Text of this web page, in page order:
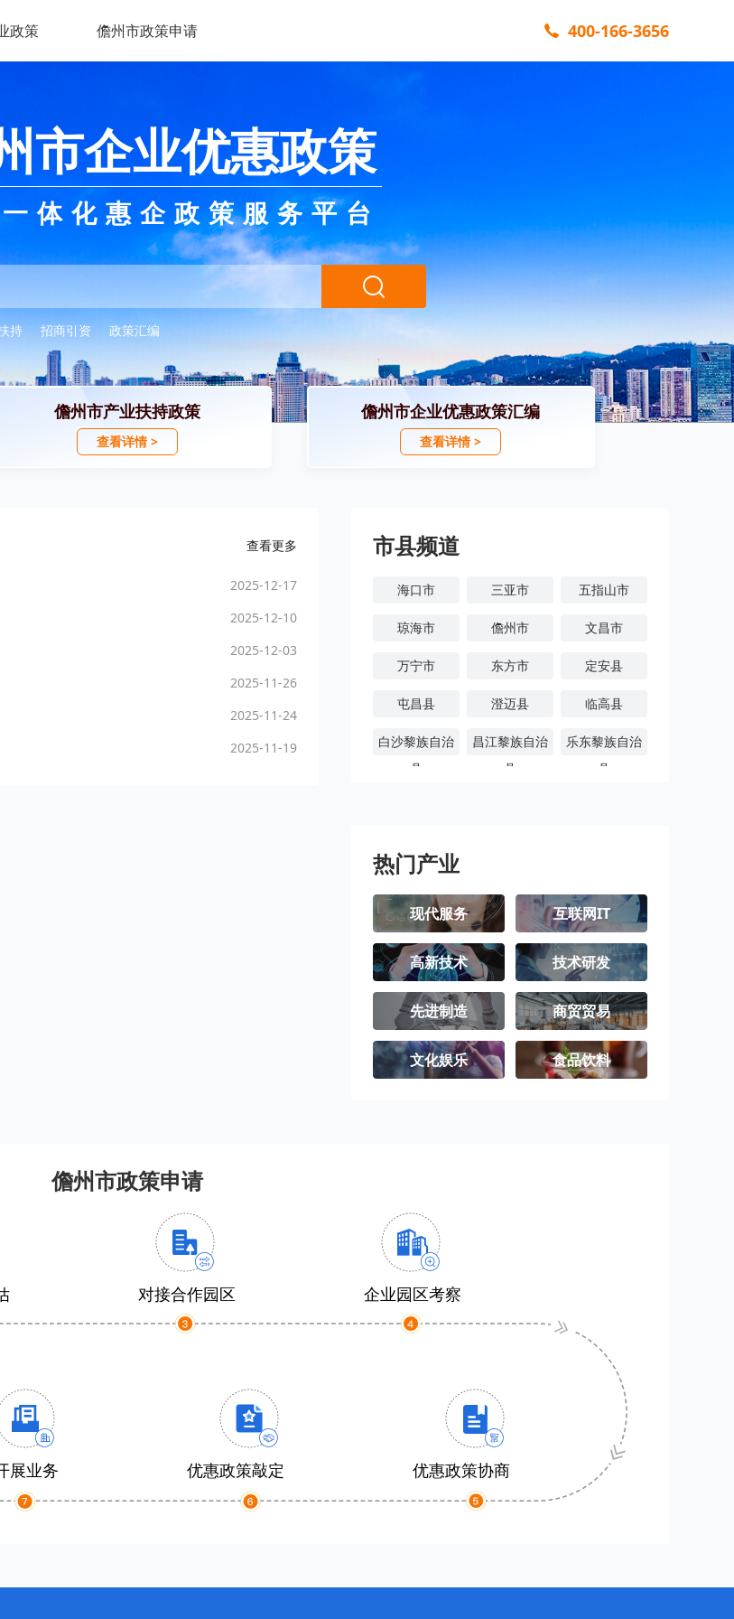
政策 儋州市政策申请 400-166-3656
市企业优惠政策
体化惠企政策服务平台
持 招商引资 政策汇编
儋州市产业扶持政策
查看详情 >
儋州市企业优惠政策汇编
查看详情 >
查看更多
2025-12-17
2025-12-10
2025-12-03
2025-11-26
2025-11-24
2025-11-19
市县频道
海口市 三亚市 五指山市
琼海市 儋州市 文昌市
万宁市 东方市 定安县
屯昌县 澄迈县 临高县
白沙黎族自治
县
昌江黎族自治
县
乐东黎族自治
县
热门产业
现代服务 互联网IT
高新技术 技术研发
先进制造 商贸贸易
文化娱乐 食品饮料
儋州市政策申请
对接合作园区 企业园区考察
展业务 优惠政策敲定 优惠政策协商